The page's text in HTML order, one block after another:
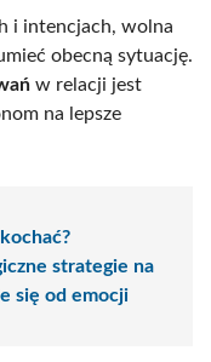
i intencjach, wolna
obecną sytuację.
w relacji jest
na lepsze
strategie na
się od emocji